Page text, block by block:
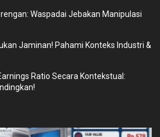
Waspadai Jebakan Manipulasi
Jaminan! Pahami Konteks Industri &
Ratio Secara Kontekstual: